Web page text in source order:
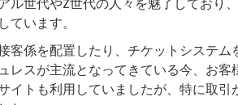
ル世代やZ世代の人々を魅了しており
ています。
係を配置したり、チケットシステ
レスが主流となってきている今、お
イトも利用していましたが、特に取